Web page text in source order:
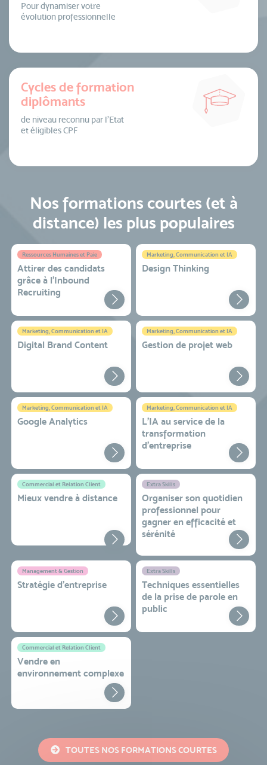
Pour dynamiser votre
évolution professionnelle
Cycles de formation
diplômants
de niveau reconnu par l’Etat
et éligibles CPF
Nos formations courtes (et à
distance) les plus populaires
Ressources Humaines et Paie
Attirer des candidats
grâce à l’Inbound
Recruiting
Marketing, Communication et IA
Design Thinking
Marketing, Communication et IA
Digital Brand Content
Marketing, Communication et IA
Gestion de projet web
Marketing, Communication et IA
Google Analytics
Marketing, Communication et IA
L'IA au service de la
transformation
d'entreprise
Commercial et Relation Client
Mieux vendre à distance
Extra Skills
Organiser son quotidien
professionnel pour
gagner en efficacité et
sérénité
Management & Gestion
Stratégie d’entreprise
Extra Skills
Techniques essentielles
de la prise de parole en
public
Commercial et Relation Client
Vendre en
environnement complexe
TOUTES NOS FORMATIONS COURTES